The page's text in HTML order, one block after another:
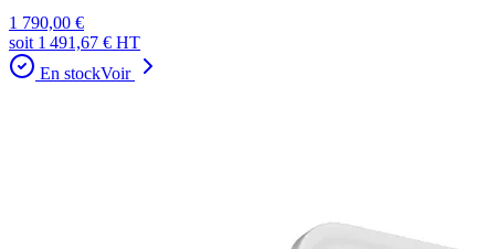
1 790,00 €
soit 1 491,67 € HT
En stockVoir